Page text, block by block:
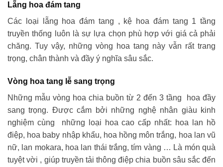
Lẵng hoa đám tang
Các loại lẵng hoa đám tang , kệ hoa đám tang 1 tầng
truyền thống luôn là sự lựa chọn phù hợp với giá cả phải
chăng. Tuy vậy, những vòng hoa tang này vẫn rất trang
trọng, chân thành và đầy ý nghĩa sâu sắc.
Vòng hoa tang lễ sang trọng
Những mẫu vòng hoa chia buồn từ 2 đến 3 tầng hoa đầy
sang trọng. Được cắm bởi những nghệ nhân giàu kinh
nghiệm cùng những loại hoa cao cấp nhất: hoa lan hồ
điệp, hoa baby nhập khẩu, hoa hồng môn trắng, hoa lan vũ
nữ, lan mokara, hoa lan thái trắng, tím vàng … Là món quà
tuyệt vời , giúp truyền tải thông điệp chia buồn sâu sắc đến